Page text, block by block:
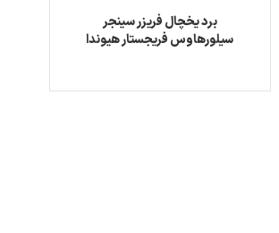
برد یخچال فریزر سینجر
سیلورهاوس فریجستار هیوندا